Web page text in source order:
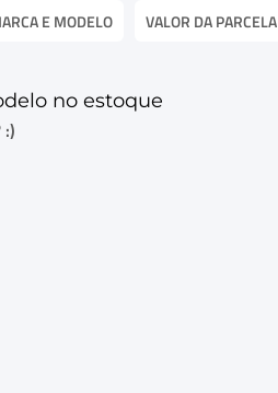
E MODELO VALOR DA PARCELA
no estoque